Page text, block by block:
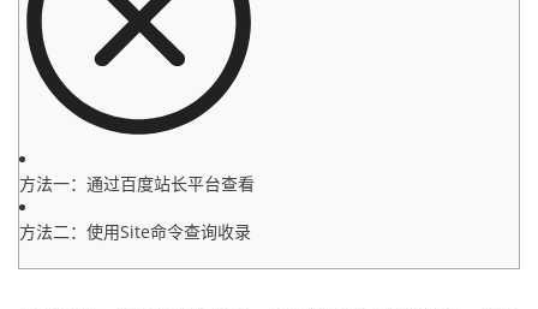
方法一：通过百度站长平台查看
方法二：使用Site命令查询收录